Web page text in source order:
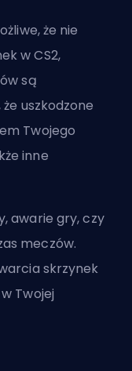
że nie
w CS2,
są
uszkodzone
Twojego
inne
awarie gry, czy
meczów.
skrzynek
Twojej